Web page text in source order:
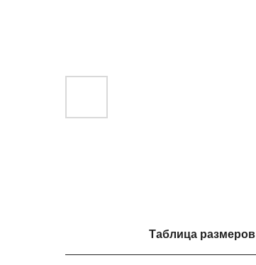
Таблица размеров